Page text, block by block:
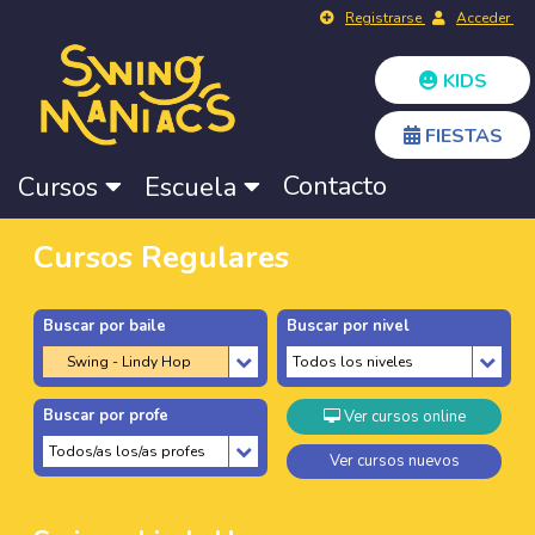
Registrarse Acceder
KIDS
FIESTAS
Cursos Escuela Contacto
Cursos Regulares
Buscar por baile Buscar por nivel
Buscar por profe Ver cursos online
Ver cursos nuevos